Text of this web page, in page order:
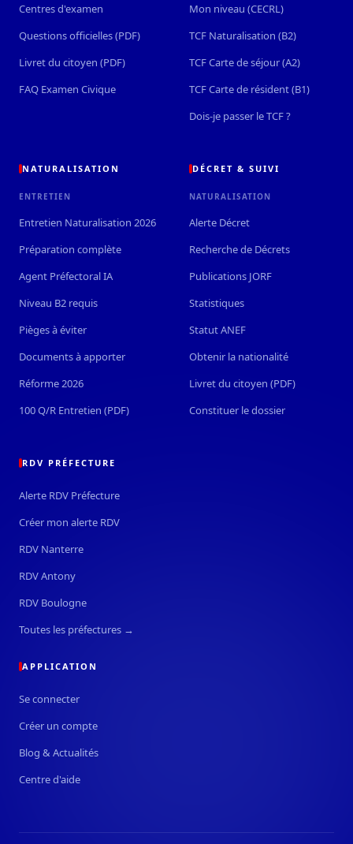
Centres d'examen
Questions officielles (PDF)
Livret du citoyen (PDF)
FAQ Examen Civique
Mon niveau (CECRL)
TCF Naturalisation (B2)
TCF Carte de séjour (A2)
TCF Carte de résident (B1)
Dois-je passer le TCF ?
NATURALISATION
ENTRETIEN
Entretien Naturalisation 2026
Préparation complète
Agent Préfectoral IA
Niveau B2 requis
Pièges à éviter
Documents à apporter
Réforme 2026
100 Q/R Entretien (PDF)
DÉCRET & SUIVI
NATURALISATION
Alerte Décret
Recherche de Décrets
Publications JORF
Statistiques
Statut ANEF
Obtenir la nationalité
Livret du citoyen (PDF)
Constituer le dossier
RDV PRÉFECTURE
Alerte RDV Préfecture
Créer mon alerte RDV
RDV Nanterre
RDV Antony
RDV Boulogne
Toutes les préfectures →
APPLICATION
Se connecter
Créer un compte
Blog & Actualités
Centre d'aide